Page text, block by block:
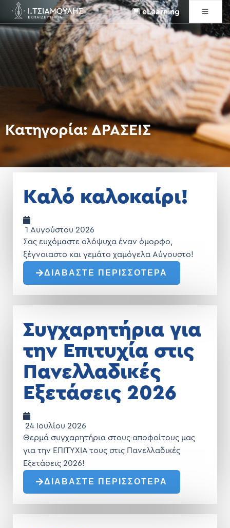
eLearning
Κατηγορία:ΔΡΑΣΕΙΣ
Καλό καλοκαίρι!
1 Αυγούστου 2026
Σας ευχόμαστε ολόψυχα έναν όμορφο,
ξέγνοιαστο και γεμάτο χαμόγελα Αύγουστο!
ΔΙΑΒΑΣΤΕ ΠΕΡΙΣΣΟΤΕΡΑ
Συγχαρητήρια για
την Επιτυχία στις
Πανελλαδικές
Εξετάσεις 2026
24 Ιουλίου 2026
Θερμά συγχαρητήρια στους αποφοίτους μας
για την ΕΠΙΤΥΧΙΑ τους στις Πανελλαδικές
Εξετάσεις 2026!
ΔΙΑΒΑΣΤΕ ΠΕΡΙΣΣΟΤΕΡΑ